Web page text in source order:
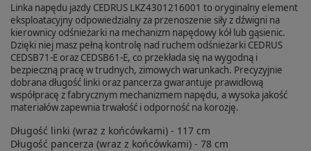
Linka napędu jazdy CEDRUS LKZ4301216001 to oryginalny element
eksploatacyjny odpowiedzialny za przenoszenie siły z dźwigni na
kierownicy odśnieżarki na mechanizm napędowy kół lub gąsienic.
Dzięki niej masz pełną kontrolę nad ruchem odśnieżarki CEDRUS
CEDSB71-E oraz CEDSB61-E, co przekłada się na wygodną i
bezpieczną pracę w trudnych, zimowych warunkach. Precyzyjnie
dobrana długość linki oraz pancerza gwarantuje prawidłową
współpracę z fabrycznym mechanizmem napędu, a wysoka jakość
materiałów zapewnia trwałość i odporność na korozję.
Długość linki (wraz z końcówkami) - 117 cm
Długość pancerza (wraz z końcówkami) - 78 cm